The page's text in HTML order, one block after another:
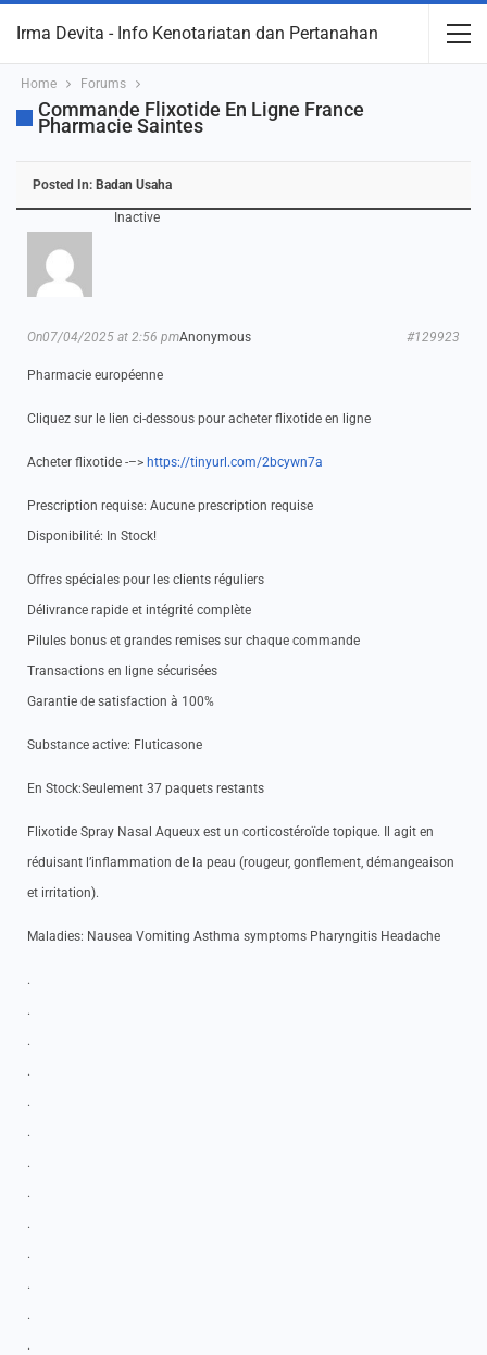
Irma Devita - Info Kenotariatan dan Pertanahan
Home Forums
Commande Flixotide En Ligne France
Pharmacie Saintes
Posted In: Badan Usaha
Inactive
Anonymous
On07/04/2025 at 2:56 pm #129923
Pharmacie européenne
Cliquez sur le lien ci-dessous pour acheter flixotide en ligne
Acheter flixotide -–> https://tinyurl.com/2bcywn7a
Prescription requise: Aucune prescription requise
Disponibilité: In Stock!
Offres spéciales pour les clients réguliers
Délivrance rapide et intégrité complète
Pilules bonus et grandes remises sur chaque commande
Transactions en ligne sécurisées
Garantie de satisfaction à 100%
Substance active: Fluticasone
En Stock:Seulement 37 paquets restants
Flixotide Spray Nasal Aqueux est un corticostéroïde topique. Il agit en
réduisant l’inflammation de la peau (rougeur, gonflement, démangeaison
et irritation).
Maladies: Nausea Vomiting Asthma symptoms Pharyngitis Headache
.
.
.
.
.
.
.
.
.
.
.
.
.